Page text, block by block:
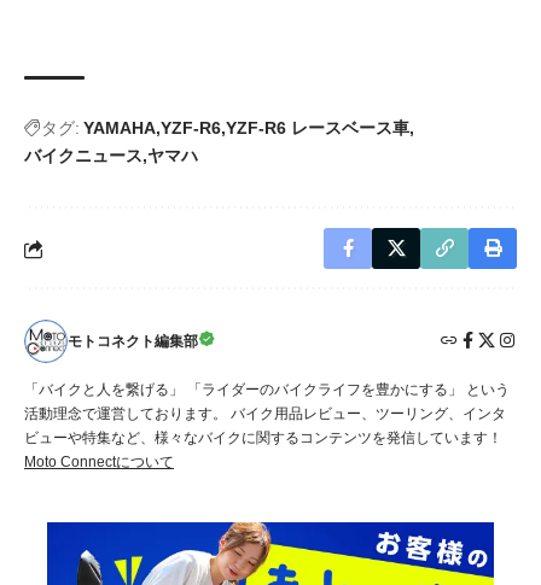
タグ: YAMAHA YZF-R6 YZF-R6 レースベース車
バイクニュース ヤマハ
モトコネクト編集部
「バイクと人を繋げる」 「ライダーのバイクライフを豊かにする」 という
活動理念で運営しております。 バイク用品レビュー、ツーリング、インタ
ビューや特集など、様々なバイクに関するコンテンツを発信しています！
Moto Connectについて